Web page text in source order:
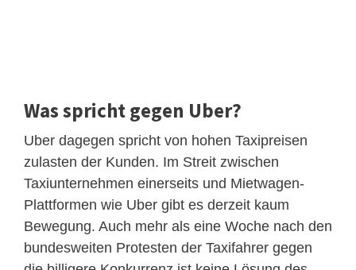
Was spricht gegen Uber?
Uber dagegen spricht von hohen Taxipreisen
zulasten der Kunden. Im Streit zwischen
Taxiunternehmen einerseits und Mietwagen-
Plattformen wie Uber gibt es derzeit kaum
Bewegung. Auch mehr als eine Woche nach den
bundesweiten Protesten der Taxifahrer gegen